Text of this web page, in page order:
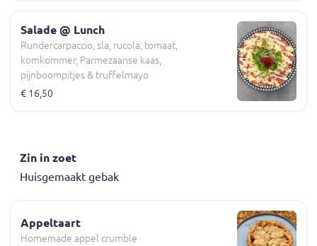
Salade @ Lunch
Rundercarpaccio, sla, rucola, tomaat,
komkommer, Parmezaanse kaas,
pijnboompitjes & truffelmayo
€ 16,50
Zin in zoet
Huisgemaakt gebak
Appeltaart
Homemade appel crumble